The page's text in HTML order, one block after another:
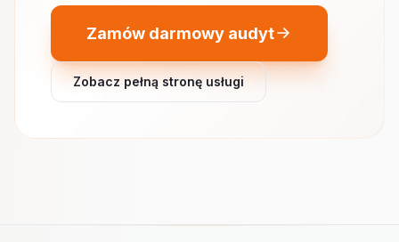
Zamów darmowy audyt
Zobacz pełną stronę usługi